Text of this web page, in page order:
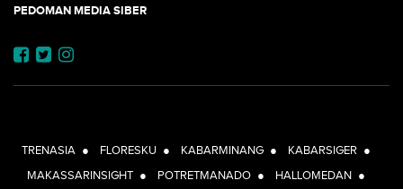
PEDOMAN MEDIA SIBER
TRENASIA ● FLORESKU ● KABARMINANG ● KABARSIGER ●
MAKASSARINSIGHT ● POTRETMANADO ● HALLOMEDAN ●